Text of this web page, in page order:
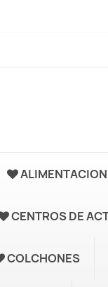
CENTROS DE
COLCHONES